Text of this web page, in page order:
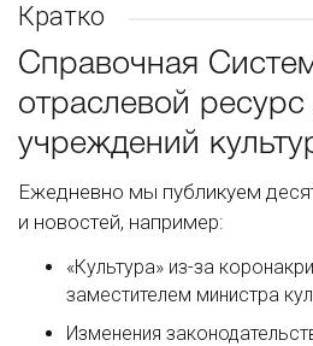
Кратко
Справочная
отраслевой ресурс
учреждений
Ежедневно мы публикуем
и новостей, например:
«Культура» из-за
заместителем министра
Изменения